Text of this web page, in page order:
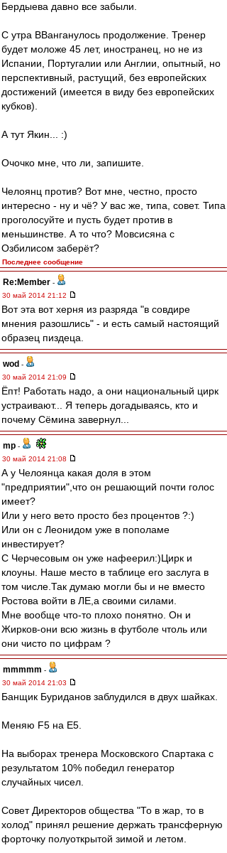
Бердыева давно все забыли.
С утра ВВанганулось продолжение. Тренер
будет моложе 45 лет, иностранец, но не из
Испании, Португалии или Англии, опытный, но
перспективный, растущий, без европейских
достижений (имеется в виду без европейских
кубков).
А тут Якин... :)
Очочко мне, что ли, запишите.
Челоянц против? Вот мне, честно, просто
интересно - ну и чё? У вас же, типа, совет. Типа
проголосуйте и пусть будет против в
меньшинстве. А то что? Мовсисяна с
Озбилисом заберёт?
Последнее сообщение
Re:Member -
30 май 2014 21:12
Вот эта вот херня из разряда "в совдире
мнения разошлись" - и есть самый настоящий
образец пиздеца.
wod -
30 май 2014 21:09
Ёпт! Работать надо, а они национальный цирк
устраивают... Я теперь догадываясь, кто и
почему Сёмина завернул...
mp -
30 май 2014 21:08
А у Челоянца какая доля в этом
"предприятии",что он решающий почти голос
имеет?
Или у него вето просто без процентов ?:)
Или он с Леонидом уже в пополаме
инвестирует?
С Черчесовым он уже нафеерил:)Цирк и
клоуны. Наше место в таблице его заслуга в
том числе.Так думаю могли бы и не вместо
Ростова войти в ЛЕ,а своими силами.
Мне вообще что-то плохо понятно. Он и
Жирков-они всю жизнь в футболе чтоль или
они чисто по цифрам ?
mmmmm -
30 май 2014 21:03
Банщик Буриданов заблудился в двух шайках.
Меняю F5 на E5.
На выборах тренера Московского Спартака с
результатом 10% победил генератор
случайных чисел.
Совет Директоров общества "То в жар, то в
холод" принял решение держать трансферную
форточку полуоткрытой зимой и летом.